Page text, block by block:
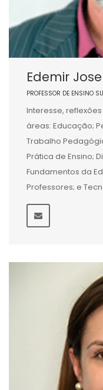
Edemir
PROFESSOR DE ENSINO
Interesse,
áreas: Educação;
Trabalho
Prática de Ensino;
Fundamentos da
Professores; e